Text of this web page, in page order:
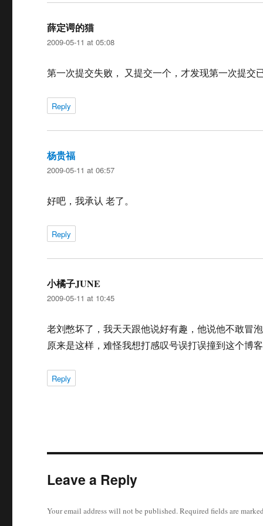
薛定谔的猫says:
2009-05-11 at 05:08
第一次提交失败， 又提交一个，才发现第一次提交
Reply
杨贵福
2009-05-11 at 06:57
好吧，我承认 老了。
Reply
小橘子JUNE
2009-05-11 at 10:45
老刘憋坏了，我天天跟他说好有趣，他说他不敢冒
原来是这样，难怪我想打感叹号误打误撞到这个博
Reply
Leave a Reply
Your email address will not be published.Required fields are marked